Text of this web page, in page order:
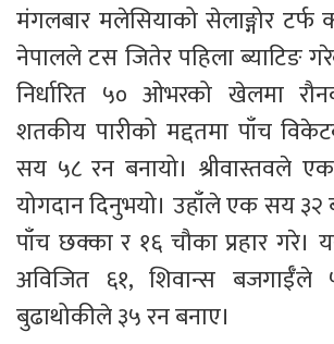
मंगलबार मलेसियाको सेलाङ्गोर टर्फ
नेपालले टस जितेर पहिला ब्याटिङ
निर्धारित ५० ओभरको खेलमा
शतकीय पारीको मद्दतमा पाँच
सय ५८ रन बनायो। श्रीवास्तवले
योगदान दिनुभयो। उहाँले एक सय
पाँच छक्का र १६ चौका प्रहार गरे।
अविजित ६१, शिवान्स
बुढाथोकीले ३५ रन बनाए।